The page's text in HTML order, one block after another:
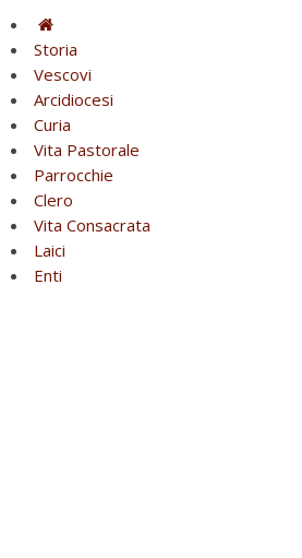
Storia
Vescovi
Arcidiocesi
Curia
Vita Pastorale
Parrocchie
Clero
Vita Consacrata
Laici
Enti